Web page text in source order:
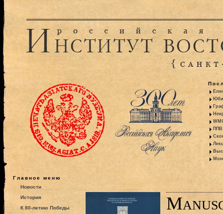
ППВ
Главное меню
Новости
История
К 80-летию Победы